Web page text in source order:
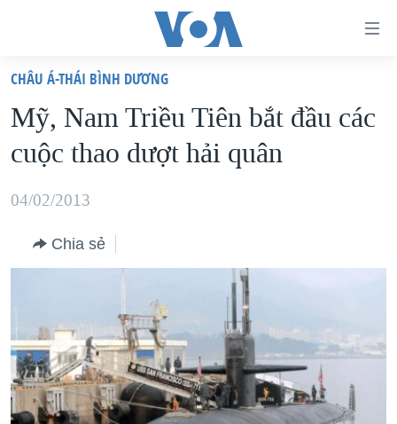
truy
cập
Tới
dung
chính
chính
Đi
tới
VIỆT NAM
HOA KỲ
BIỂN ĐÔNG
BLOG
TỰ DO BÁO CHÍ
VẠCH TRẦN TIN GIẢ
NGƯỜI VIỆT HẢI NGOẠI
CHUYÊN ĐỀ
CHIẾN TRANH THƯƠNG MẠI CỦA MỸ: QUÁ KHỨ VÀ HIỆN
TẠI
HỌC TIẾNG ANH
VIDEO
CHÂU Á-THÁI BÌNH DƯƠNG
Mỹ, Nam Triều Tiên bắt đầu các
cuộc thao dượt hải quân
04/02/2013
Chia sẻ